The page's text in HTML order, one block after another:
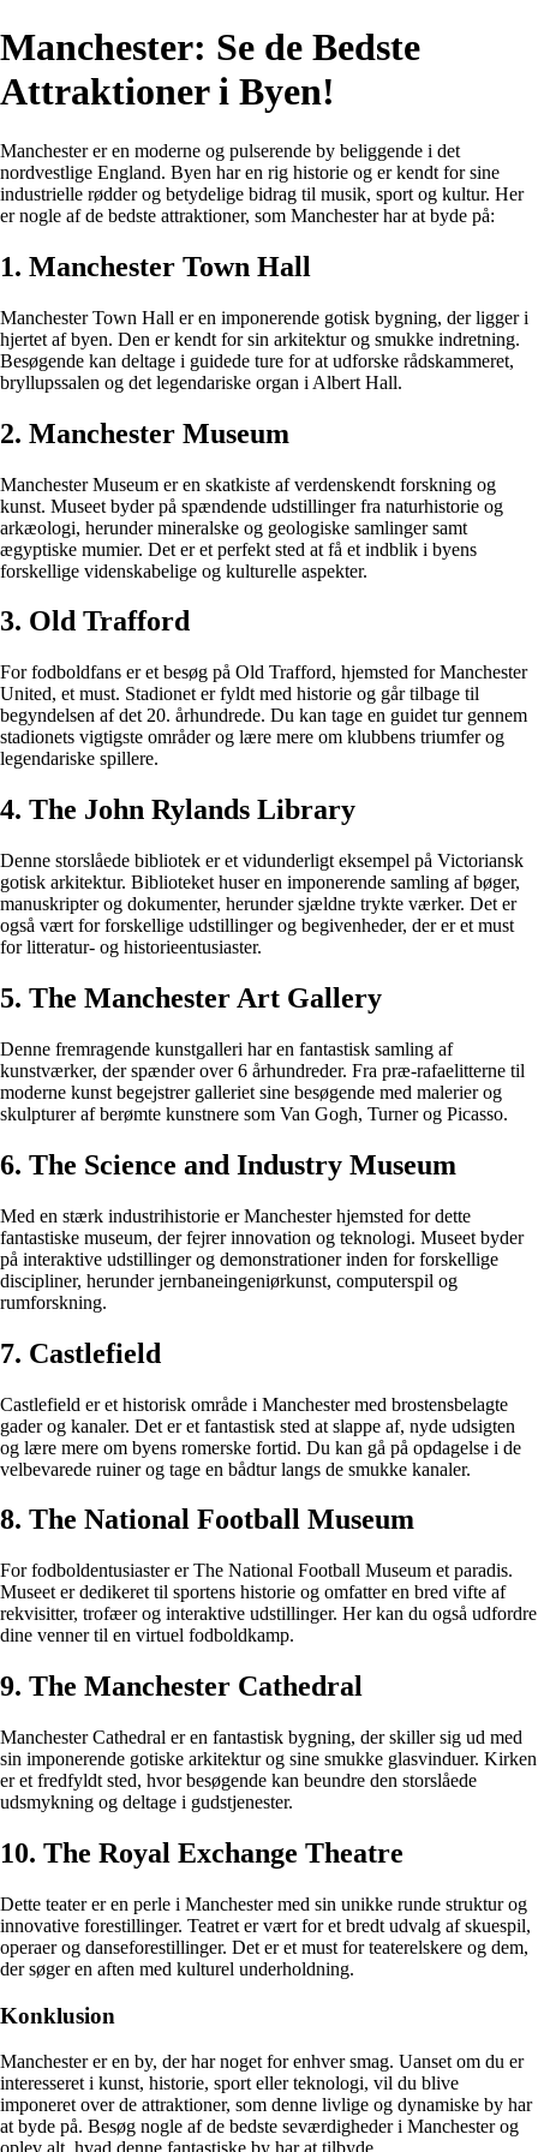
Manchester: Se de Bedste
Attraktioner i Byen!
Manchester er en moderne og pulserende by beliggende i det
nordvestlige England. Byen har en rig historie og er kendt for sine
industrielle rødder og betydelige bidrag til musik, sport og kultur. Her
er nogle af de bedste attraktioner, som Manchester har at byde på:
1. Manchester Town Hall
Manchester Town Hall er en imponerende gotisk bygning, der ligger i
hjertet af byen. Den er kendt for sin arkitektur og smukke indretning.
Besøgende kan deltage i guidede ture for at udforske rådskammeret,
bryllupssalen og det legendariske organ i Albert Hall.
2. Manchester Museum
Manchester Museum er en skatkiste af verdenskendt forskning og
kunst. Museet byder på spændende udstillinger fra naturhistorie og
arkæologi, herunder mineralske og geologiske samlinger samt
ægyptiske mumier. Det er et perfekt sted at få et indblik i byens
forskellige videnskabelige og kulturelle aspekter.
3. Old Trafford
For fodboldfans er et besøg på Old Trafford, hjemsted for Manchester
United, et must. Stadionet er fyldt med historie og går tilbage til
begyndelsen af det 20. århundrede. Du kan tage en guidet tur gennem
stadionets vigtigste områder og lære mere om klubbens triumfer og
legendariske spillere.
4. The John Rylands Library
Denne storslåede bibliotek er et vidunderligt eksempel på Victoriansk
gotisk arkitektur. Biblioteket huser en imponerende samling af bøger,
manuskripter og dokumenter, herunder sjældne trykte værker. Det er
også vært for forskellige udstillinger og begivenheder, der er et must
for litteratur- og historieentusiaster.
5. The Manchester Art Gallery
Denne fremragende kunstgalleri har en fantastisk samling af
kunstværker, der spænder over 6 århundreder. Fra præ-rafaelitterne til
moderne kunst begejstrer galleriet sine besøgende med malerier og
skulpturer af berømte kunstnere som Van Gogh, Turner og Picasso.
6. The Science and Industry Museum
Med en stærk industrihistorie er Manchester hjemsted for dette
fantastiske museum, der fejrer innovation og teknologi. Museet byder
på interaktive udstillinger og demonstrationer inden for forskellige
discipliner, herunder jernbaneingeniørkunst, computerspil og
rumforskning.
7. Castlefield
Castlefield er et historisk område i Manchester med brostensbelagte
gader og kanaler. Det er et fantastisk sted at slappe af, nyde udsigten
og lære mere om byens romerske fortid. Du kan gå på opdagelse i de
velbevarede ruiner og tage en bådtur langs de smukke kanaler.
8. The National Football Museum
For fodboldentusiaster er The National Football Museum et paradis.
Museet er dedikeret til sportens historie og omfatter en bred vifte af
rekvisitter, trofæer og interaktive udstillinger. Her kan du også udfordre
dine venner til en virtuel fodboldkamp.
9. The Manchester Cathedral
Manchester Cathedral er en fantastisk bygning, der skiller sig ud med
sin imponerende gotiske arkitektur og sine smukke glasvinduer. Kirken
er et fredfyldt sted, hvor besøgende kan beundre den storslåede
udsmykning og deltage i gudstjenester.
10. The Royal Exchange Theatre
Dette teater er en perle i Manchester med sin unikke runde struktur og
innovative forestillinger. Teatret er vært for et bredt udvalg af skuespil,
operaer og danseforestillinger. Det er et must for teaterelskere og dem,
der søger en aften med kulturel underholdning.
Konklusion
Manchester er en by, der har noget for enhver smag. Uanset om du er
interesseret i kunst, historie, sport eller teknologi, vil du blive
imponeret over de attraktioner, som denne livlige og dynamiske by har
at byde på. Besøg nogle af de bedste seværdigheder i Manchester og